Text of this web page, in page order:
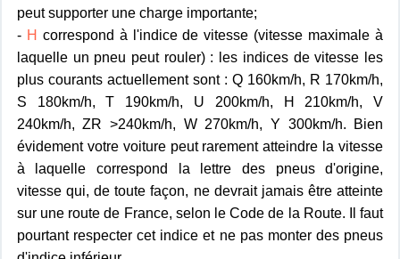
peut supporter une charge importante;
- H correspond à l'indice de vitesse (vitesse maximale à
laquelle un pneu peut rouler) : les indices de vitesse les
plus courants actuellement sont : Q 160km/h, R 170km/h,
S 180km/h, T 190km/h, U 200km/h, H 210km/h, V
240km/h, ZR >240km/h, W 270km/h, Y 300km/h. Bien
évidement votre voiture peut rarement atteindre la vitesse
à laquelle correspond la lettre des pneus d'origine,
vitesse qui, de toute façon, ne devrait jamais être atteinte
sur une route de France, selon le Code de la Route. Il faut
pourtant respecter cet indice et ne pas monter des pneus